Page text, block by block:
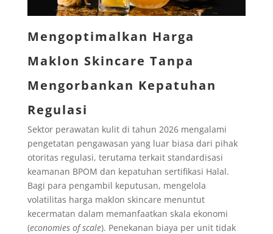
Mengoptimalkan Harga
Maklon Skincare Tanpa
Mengorbankan Kepatuhan
Regulasi
Sektor perawatan kulit di tahun 2026 mengalami
pengetatan pengawasan yang luar biasa dari pihak
otoritas regulasi, terutama terkait standardisasi
keamanan BPOM dan kepatuhan sertifikasi Halal.
Bagi para pengambil keputusan, mengelola
volatilitas harga maklon skincare menuntut
kecermatan dalam memanfaatkan skala ekonomi
(economies of scale). Penekanan biaya per unit tidak